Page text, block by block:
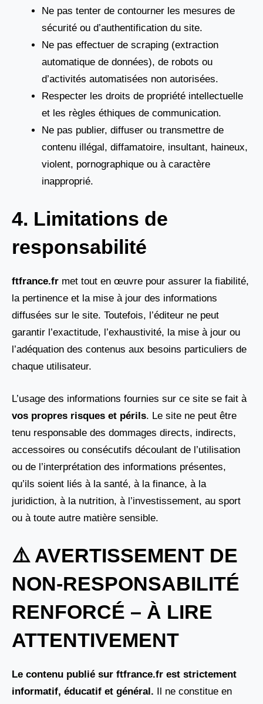
Ne pas tenter de contourner les mesures de
sécurité ou d’authentification du site.
Ne pas effectuer de scraping (extraction
automatique de données), de robots ou
d’activités automatisées non autorisées.
Respecter les droits de propriété intellectuelle
et les règles éthiques de communication.
Ne pas publier, diffuser ou transmettre de
contenu illégal, diffamatoire, insultant, haineux,
violent, pornographique ou à caractère
inapproprié.
4. Limitations de
responsabilité
ftfrance.fr met tout en œuvre pour assurer la fiabilité,
la pertinence et la mise à jour des informations
diffusées sur le site. Toutefois, l’éditeur ne peut
garantir l’exactitude, l’exhaustivité, la mise à jour ou
l’adéquation des contenus aux besoins particuliers de
chaque utilisateur.
L’usage des informations fournies sur ce site se fait à
vos propres risques et périls. Le site ne peut être
tenu responsable des dommages directs, indirects,
accessoires ou consécutifs découlant de l’utilisation
ou de l’interprétation des informations présentes,
qu’ils soient liés à la santé, à la finance, à la
juridiction, à la nutrition, à l’investissement, au sport
ou à toute autre matière sensible.
⚠️ AVERTISSEMENT DE
NON-RESPONSABILITÉ
RENFORCÉ – À LIRE
ATTENTIVEMENT
Le contenu publié sur ftfrance.fr est strictement
informatif, éducatif et général. Il ne constitue en